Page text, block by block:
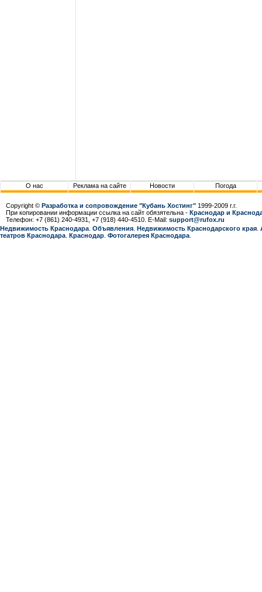
О нас Реклама на сайте Новости Погода
Copyright © Разработка и сопровождение "Кубань Хостинг" 1999-2009 г.г.
При копировании информации ссылка на сайт обязятельна - Краснодар и
Телефон: +7 (861) 240-4931, +7 (918) 440-4510. E-Mail: support@rufox.ru
Недвижимость Краснодара Объявления Недвижимость Краснодарcкого края
театров Краснодара Краснодар Фотогалерея Краснодара